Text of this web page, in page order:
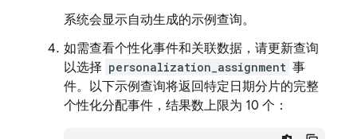
系统会显示自动生成的示例查询。
如需查看个性化事件和关联数据，请更新查询
以选择 personalization_assignment 事
件。以下示例查询将返回特定日期分片的完整
个性化分配事件，结果数上限为 10 个：